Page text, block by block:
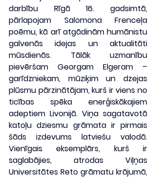
darbību Rīgā 16. gadsimtā,
pārlapojam Salomona Frenceļa
poēmu, kā arī atgādinām humānistu
galvenās idejas un aktualitāti
mūsdienās. Tālāk uzmanību
pievēršam Georgam Elgeram –
garīdzniekam, mūziķim un dzejas
plūsmu pārzinātājam, kurš ir viens no
ticības spēka enerģiskākajiem
adeptiem Livonijā. Viņa sagatavotā
katoļu dziesmu grāmata ir pirmais
šāds izdevums latviešu valodā.
Vienīgais eksemplārs, kurš ir
saglabājies, atrodas Viļņas
Universitātes Reto grāmatu krājumā,